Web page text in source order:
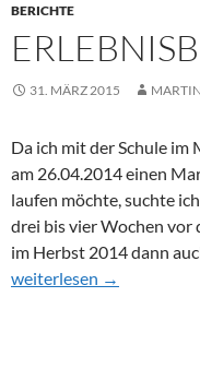
BERICHTE
31. MÄRZ 2015
Da ich mit der Schule im
am 26.04.2014 einen
laufen möchte, suchte
drei bis vier Wochen vor
im Herbst 2014 dann
Erlebnisbericht Berlin
weiterlesen →